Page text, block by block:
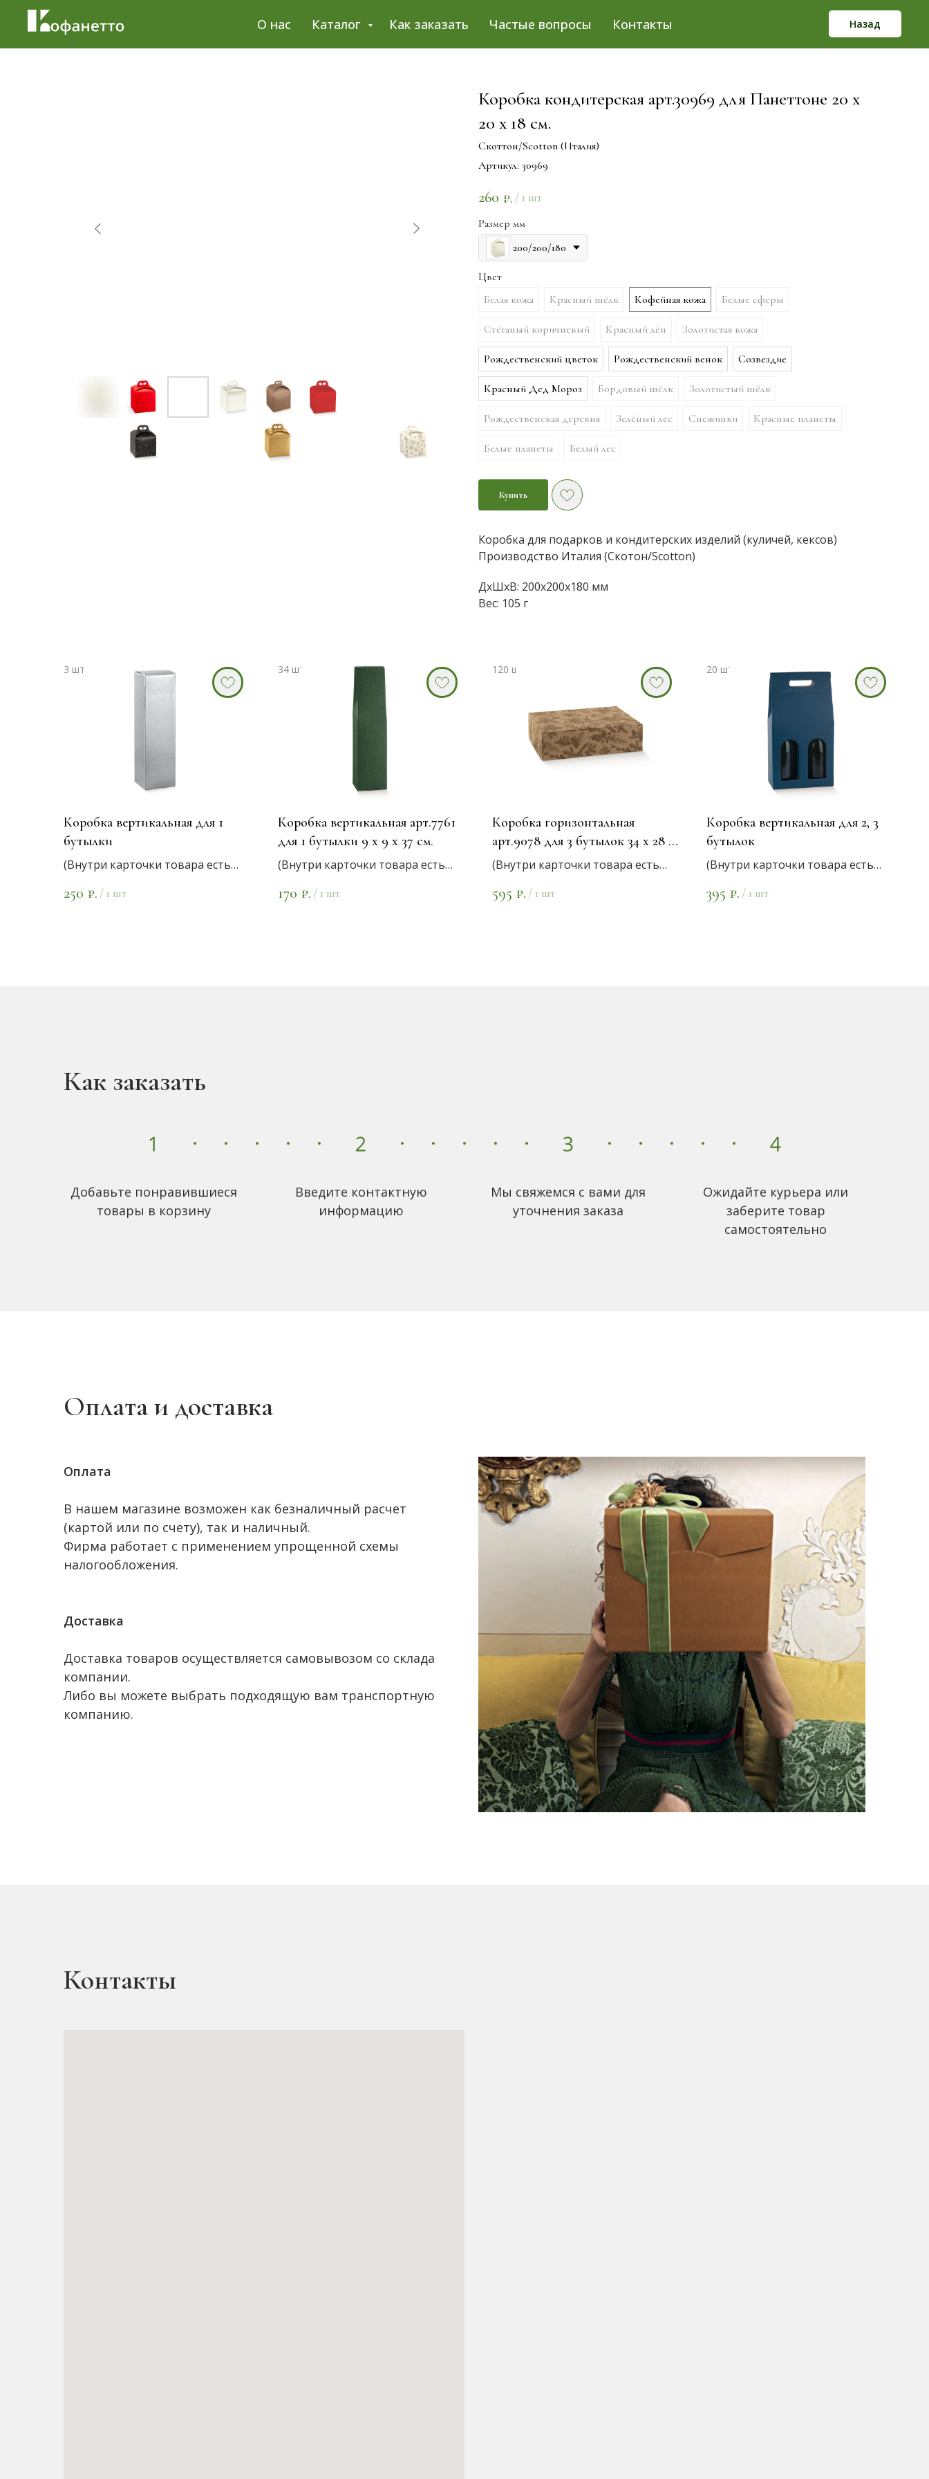
О нас Каталог Как заказать Частые вопросы Контакты Назад
Коробка кондитерская арт.30969 для Панеттоне 20 х
20 х 18 см.
Скоттон/Scotton (Италия)
Артикул: 30969
260 ₽. / 1 шт
Размер мм
200/200/180
Цвет
Белая кожа
Красный шёлк Кофейная кожа Белые сферы
Стёганый коричневый Красный лён Золотистая кожа
Рождественский цветок Рождественский венок Созвездие
Красный Дед Мороз Бордовый шёлк Золотистый шёлк
Рождественская деревня Зелёный лес Снежинки Красные планеты
Белые планеты Белый лес
Купить
Коробка для подарков и кондитерских изделий (куличей, кексов)
Производство Италия (Скотон/Scotton)
ДxШxВ: 200x200x180 мм
Вес: 105 г
Коробка вертикальная для 1
бутылки
(Внутри карточки товара есть
250 ₽. / 1 шт
Коробка вертикальная арт.7761
для 1 бутылки 9 х 9 х 37 см.
(Внутри карточки товара есть
170 ₽. / 1 шт
Коробка горизонтальная
арт.9078 для 3 бутылок 34 х 28 х
9 см.
(Внутри карточки товара есть
595 ₽. / 1 шт
Коробка вертикальная для 2, 3
бутылок
(Внутри карточки товара есть
395 ₽. / 1 шт
Как заказать
Добавьте понравившиеся
товары в корзину
Введите контактную
информацию
Мы свяжемся с вами для
уточнения заказа
Ожидайте курьера или
заберите товар
самостоятельно
Оплата и доставка
Оплата
В нашем магазине возможен как безналичный расчет
(картой или по счету), так и наличный.
Фирма работает с применением упрощенной схемы
налогообложения.
Доставка
Доставка товаров осуществляется самовывозом со склада
компании.
Либо вы можете выбрать подходящую вам транспортную
компанию.
Контакты